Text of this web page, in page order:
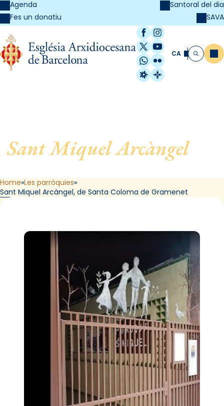
Agenda
Fes un donatiu
Santoral del dia
SAVA
Facebook
Instagram
X / Twitter
YouTube
WhatsApp
Flickr
Radio Estel
Catalunya
CA Cerca
Sant Miquel Arcàngel, de
Santa Coloma de Gramenet
Home Les parròquies
Sant Miquel Arcàngel, de Santa Coloma de Gramenet